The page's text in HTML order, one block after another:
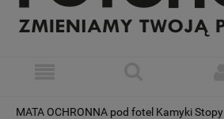
MATA OCHRONNA pod fotel Kamyki Stopy